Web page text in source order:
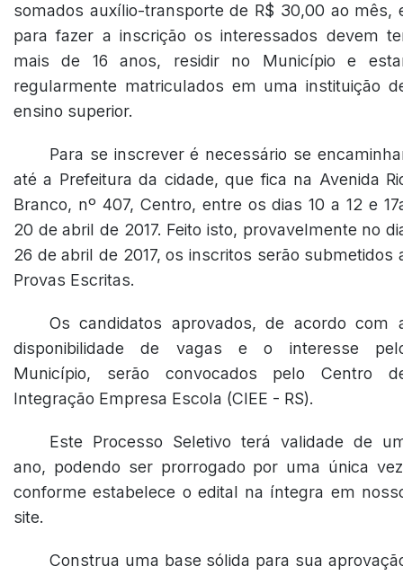
somados auxílio-transporte de R$ 30,00 ao mês,
para fazer a inscrição os interessados devem
mais de 16 anos, residir no Município e
regularmente matriculados em uma instituição
ensino superior.
Para se inscrever é necessário se
até a Prefeitura da cidade, que fica na Avenida
Branco, nº 407, Centro, entre os dias 10 a 12 e
20 de abril de 2017. Feito isto, provavelmente no
26 de abril de 2017, os inscritos serão submetidos
Provas Escritas.
Os candidatos aprovados, de acordo com
disponibilidade de vagas e o interesse
Município, serão convocados pelo Centro
Integração Empresa Escola (CIEE - RS).
Este Processo Seletivo terá validade de
ano, podendo ser prorrogado por uma única
conforme estabelece o edital na íntegra em
site.
Construa uma base sólida para sua